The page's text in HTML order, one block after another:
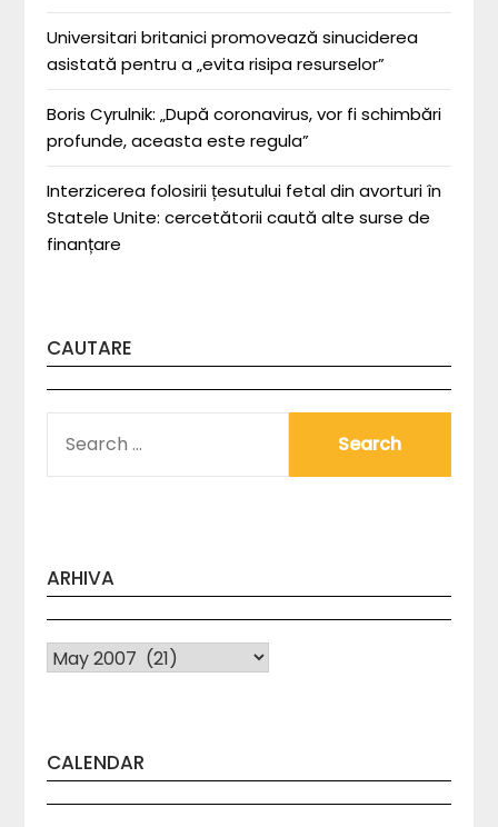
Universitari britanici promovează sinuciderea
asistată pentru a „evita risipa resurselor”
Boris Cyrulnik: „După coronavirus, vor fi schimbări
profunde, aceasta este regula”
Interzicerea folosirii țesutului fetal din avorturi în
Statele Unite: cercetătorii caută alte surse de
finanțare
CAUTARE
FOR:
ARHIVA
Arhiva
CALENDAR